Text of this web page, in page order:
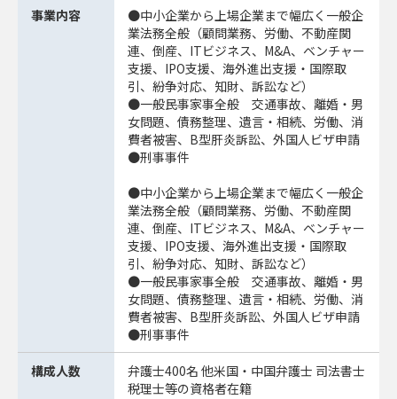
事業内容
●中小企業から上場企業まで幅広く一般企
業法務全般（顧問業務、労働、不動産関
連、倒産、ITビジネス、M&A、ベンチャー
支援、IPO支援、海外進出支援・国際取
引、紛争対応、知財、訴訟など）
●一般民事家事全般 交通事故、離婚・男
女問題、債務整理、遺言・相続、労働、消
費者被害、B型肝炎訴訟、外国人ビザ申請
●刑事事件
●中小企業から上場企業まで幅広く一般企
業法務全般（顧問業務、労働、不動産関
連、倒産、ITビジネス、M&A、ベンチャー
支援、IPO支援、海外進出支援・国際取
引、紛争対応、知財、訴訟など）
●一般民事家事全般 交通事故、離婚・男
女問題、債務整理、遺言・相続、労働、消
費者被害、B型肝炎訴訟、外国人ビザ申請
●刑事事件
構成人数
弁護士400名 他米国・中国弁護士 司法書士
税理士等の資格者在籍